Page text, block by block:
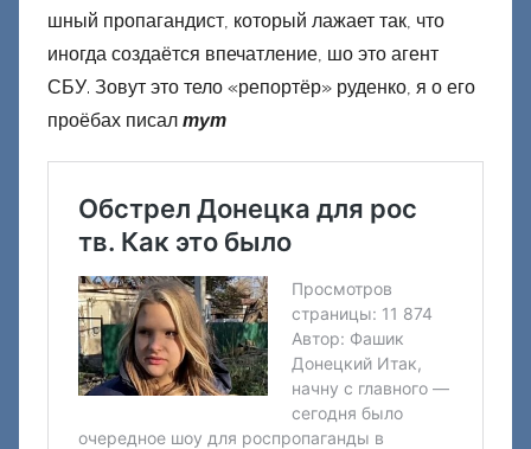
шный пропагандист, который лажает так, что
иногда создаётся впечатление, шо это агент
СБУ. Зовут это тело «репортёр» руденко, я о его
проёбах писал тут